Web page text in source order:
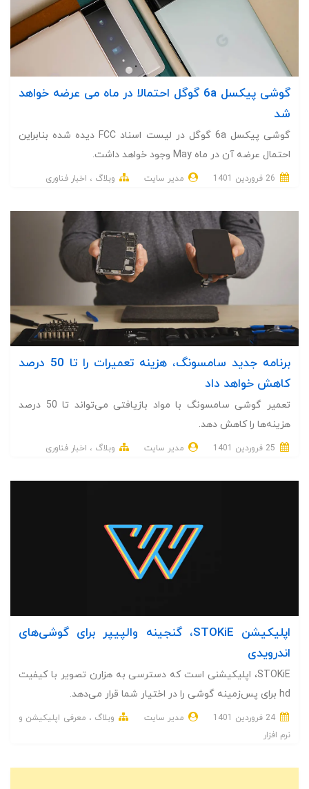
گوشی پیکسل 6a گوگل احتمالا در ماه می عرضه خواهد
شد
گوشی پیکسل 6a گوگل در لیست اسناد FCC دیده شده بنابراین
احتمال عرضه آن در ماه May وجود خواهد داشت.
مدیر سایت وبلاگ اخبار فناوری
برنامه جدید سامسونگ، هزینه تعمیرات را تا 50 درصد
کاهش خواهد داد
تعمیر گوشی سامسونگ با مواد بازیافتی می‌تواند تا 50 درصد
هزینه‌ها را کاهش دهد.
مدیر سایت وبلاگ اخبار فناوری
اپلیکیشن STOKiE، گنجینه والپیپر برای گوشی‌های
اندرویدی
STOKiE، اپلیکیشنی است که دسترسی به هزارن تصویر با کیفیت
hd برای پس‌زمینه گوشی را در اختیار شما قرار می‌دهد.
مدیر سایت وبلاگ
معرفی اپلیکیشن و
نرم افزار